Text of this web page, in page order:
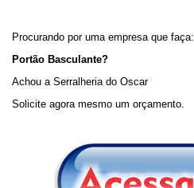
Procurando por uma empresa que faça:
Portão Basculante?
Achou a Serralheria do Oscar
Solicite agora mesmo um orçamento.